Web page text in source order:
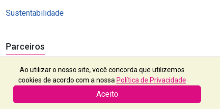
Sustentabilidade
Parceiros
Ao utilizar o nosso site, você concorda que utilizemos
cookies de acordo com a nossa Política de Privacidade
Aceito